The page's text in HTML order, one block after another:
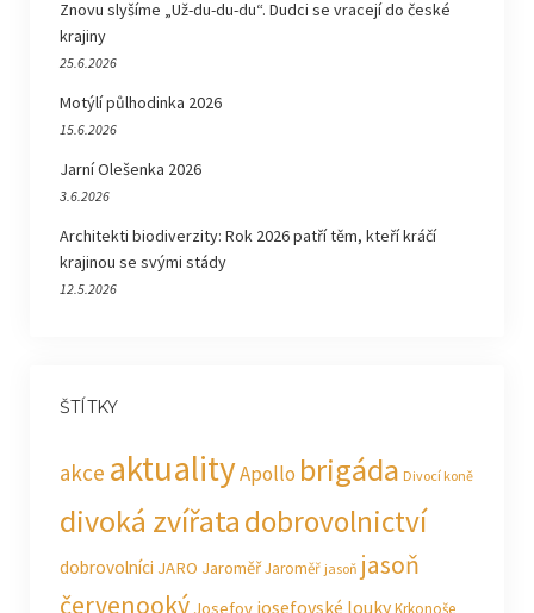
Znovu slyšíme „Už-du-du-du“. Dudci se vracejí do české
krajiny
25.6.2026
Motýlí půlhodinka 2026
15.6.2026
Jarní Olešenka 2026
3.6.2026
Architekti biodiverzity: Rok 2026 patří těm, kteří kráčí
krajinou se svými stády
12.5.2026
ŠTÍTKY
akce aktualityApollo brigáda Divocí koně
divoká zvířatadobrovolnictví
dobrovolníci JARO JaroměřJaroměř jasoň jasoň
červenooký Josefov josefovské loukyKrkonoše